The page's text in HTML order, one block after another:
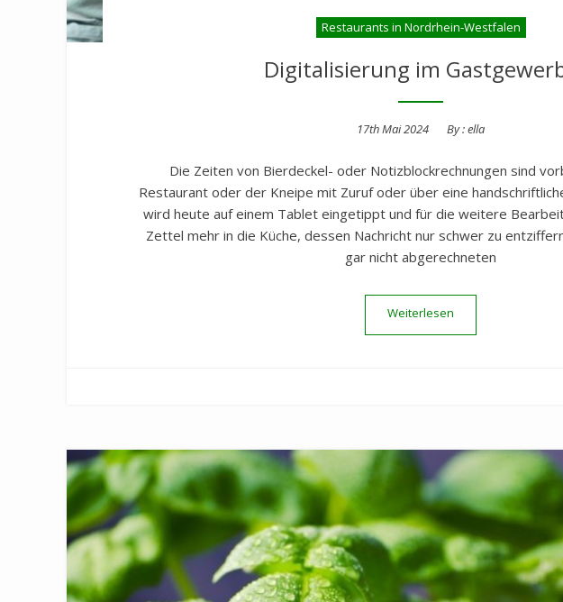
Restaurants in Nordrhein-Westfalen
Digitalisierung im
Posted
17th Mai 2024 By :ella
Die Zeiten von Bierdeckel- oder Notizblockrechnungen sind
Restaurant oder der Kneipe mit Zuruf oder über eine
wird heute auf einem Tablet eingetippt und für die weitere
Zettel mehr in die Küche, dessen Nachricht nur schwer zu
gar nicht abgerechneten